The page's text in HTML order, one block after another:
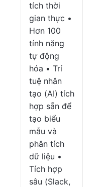
tích thời
gian thực •
Hơn 100
tính năng
tự động
hóa • Trí
tuệ nhân
tạo (AI) tích
hợp sẵn để
tạo biểu
mẫu và
phân tích
dữ liệu •
Tích hợp
sâu (Slack,